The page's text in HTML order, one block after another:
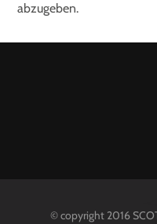
abzugeben.
© copyright 2016